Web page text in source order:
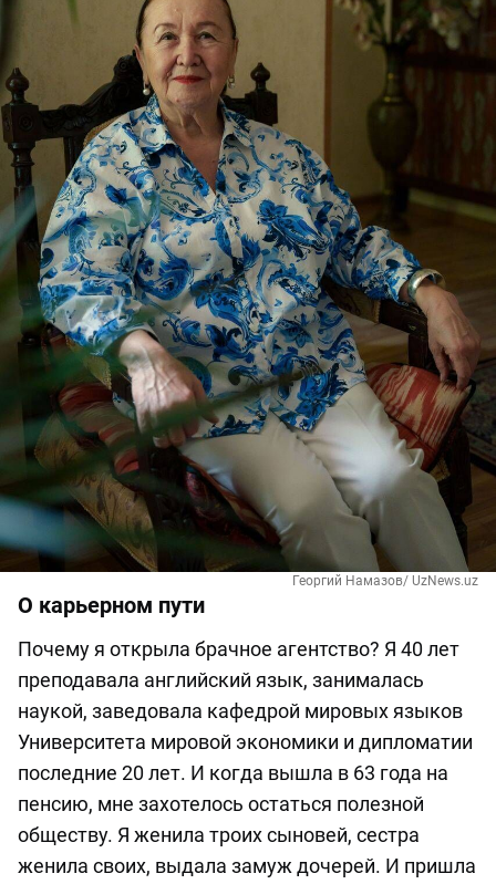
Георгий Намазов/ UzNews.uz
О карьерном пути
Почему я открыла брачное агентство? Я 40 лет
преподавала английский язык, занималась
наукой, заведовала кафедрой мировых языков
Университета мировой экономики и дипломатии
последние 20 лет. И когда вышла в 63 года на
пенсию, мне захотелось остаться полезной
обществу. Я женила троих сыновей, сестра
женила своих, выдала замуж дочерей. И пришла